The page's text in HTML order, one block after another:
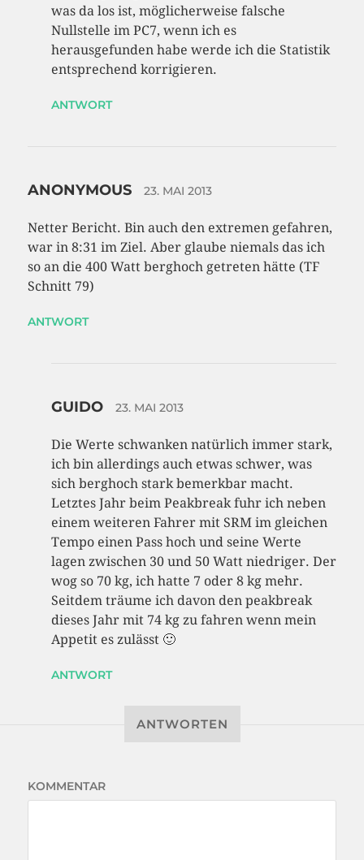
was da los ist, möglicherweise falsche
Nullstelle im PC7, wenn ich es
herausgefunden habe werde ich die Statistik
entsprechend korrigieren.
ANTWORT
ANONYMOUS 23. MAI 2013
Netter Bericht. Bin auch den extremen gefahren,
war in 8:31 im Ziel. Aber glaube niemals das ich
so an die 400 Watt berghoch getreten hätte (TF
Schnitt 79)
ANTWORT
GUIDO 23. MAI 2013
Die Werte schwanken natürlich immer stark,
ich bin allerdings auch etwas schwer, was
sich berghoch stark bemerkbar macht.
Letztes Jahr beim Peakbreak fuhr ich neben
einem weiteren Fahrer mit SRM im gleichen
Tempo einen Pass hoch und seine Werte
lagen zwischen 30 und 50 Watt niedriger. Der
wog so 70 kg, ich hatte 7 oder 8 kg mehr.
Seitdem träume ich davon den peakbreak
dieses Jahr mit 74 kg zu fahren wenn mein
Appetit es zulässt 🙂
ANTWORT
ANTWORTEN
KOMMENTAR